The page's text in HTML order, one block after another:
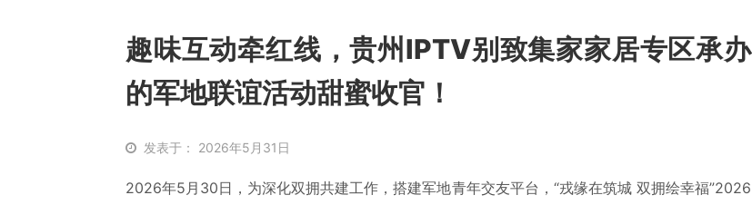
趣味互动牵红线，贵州IPTV别致集家家居专区承办
的军地联谊活动甜蜜收官！
发表于： 2026年5月31日
2026年5月30日，为深化双拥共建工作，搭建军地青年交友平台，“戎缘在筑城 双拥绘幸福”2026